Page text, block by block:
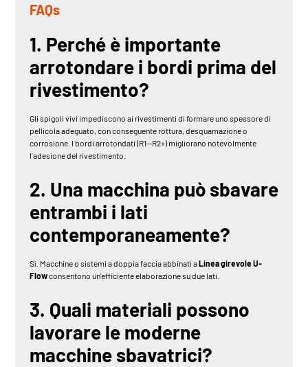
FAQs
1. Perché è importante
arrotondare i bordi prima del
rivestimento?
Gli spigoli vivi impediscono ai rivestimenti di formare uno spessore di
pellicola adeguato, con conseguente rottura, desquamazione o
corrosione. I bordi arrotondati (R1—R2+) migliorano notevolmente
l'adesione del rivestimento.
2. Una macchina può sbavare
entrambi i lati
contemporaneamente?
Sì. Macchine o sistemi a doppia faccia abbinati aLinea girevole U-
Flowconsentono un'efficiente elaborazione su due lati.
3. Quali materiali possono
lavorare le moderne
macchine sbavatrici?